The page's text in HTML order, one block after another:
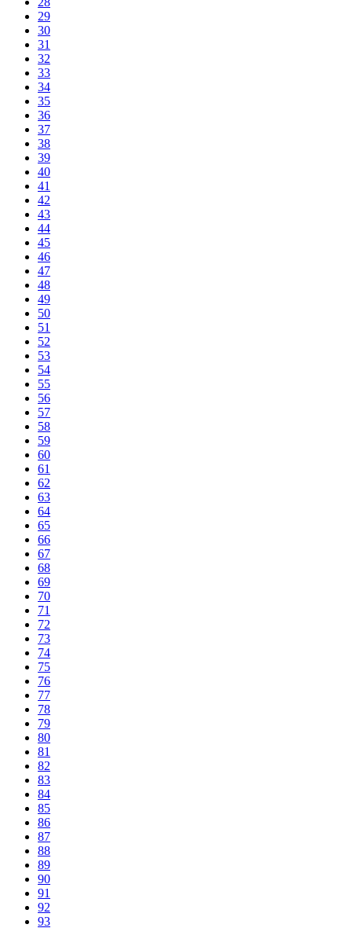
29
30
31
32
33
34
35
36
37
38
39
40
41
42
43
44
45
46
47
48
49
50
51
52
53
54
55
56
57
58
59
60
61
62
63
64
65
66
67
68
69
70
71
72
73
74
75
76
77
78
79
80
81
82
83
84
85
86
87
88
89
90
91
92
93